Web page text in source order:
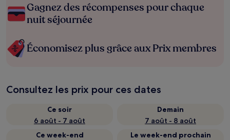
Gagnez des récompenses pour chaque
nuit séjournée
Économisez plus grâce aux Prix membres
Consultez les prix pour ces dates
Ce soir
6 août - 7 août
Demain
7 août - 8 août
Ce week-end
Le week-end prochain